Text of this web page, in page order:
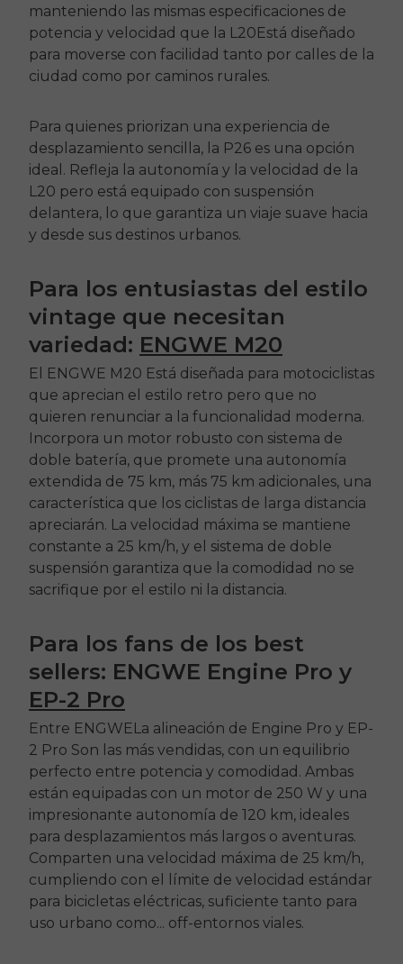
manteniendo las mismas especificaciones de
potencia y velocidad que la L20 Está diseñado
para moverse con facilidad tanto por calles de la
ciudad como por caminos rurales.
Para quienes priorizan una experiencia de
desplazamiento sencilla, la P26 es una opción
ideal. Refleja la autonomía y la velocidad de la
L20 pero está equipado con suspensión
delantera, lo que garantiza un viaje suave hacia
y desde sus destinos urbanos.
Para los entusiastas del estilo
vintage que necesitan
variedad: ENGWE M20
El ENGWE M20 Está diseñada para motociclistas
que aprecian el estilo retro pero que no
quieren renunciar a la funcionalidad moderna.
Incorpora un motor robusto con sistema de
doble batería, que promete una autonomía
extendida de 75 km, más 75 km adicionales, una
característica que los ciclistas de larga distancia
apreciarán. La velocidad máxima se mantiene
constante a 25 km/h, y el sistema de doble
suspensión garantiza que la comodidad no se
sacrifique por el estilo ni la distancia.
Para los fans de los best
sellers: ENGWE Engine Pro y
EP-2 Pro
Entre ENGWELa alineación de Engine Pro y EP-
2 Pro Son las más vendidas, con un equilibrio
perfecto entre potencia y comodidad. Ambas
están equipadas con un motor de 250 W y una
impresionante autonomía de 120 km, ideales
para desplazamientos más largos o aventuras.
Comparten una velocidad máxima de 25 km/h,
cumpliendo con el límite de velocidad estándar
para bicicletas eléctricas, suficiente tanto para
uso urbano como... off-entornos viales.
E26 3.0 Pro Is Here
Sign up for updates on new models and releases —
Email